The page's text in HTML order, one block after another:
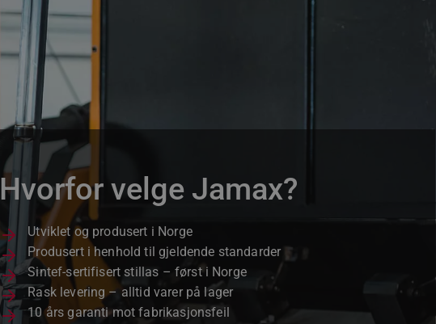
Hvorfor velge Jamax?
Utviklet og produsert i Norge
Produsert i henhold til gjeldende standarder
Sintef-sertifisert stillas – først i Norge
Rask levering – alltid varer på lager
10 års garanti mot fabrikasjonsfeil